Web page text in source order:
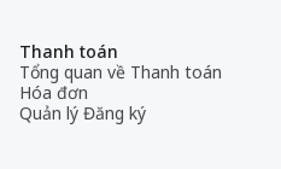
Thanh toán
Tổng quan về Thanh toán
Hóa đơn
Quản lý Đăng ký